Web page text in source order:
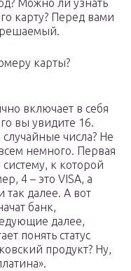
Можно ли узнать
карту? Перед вами
решаемый.
карты?
включает в себя
вы увидите 16.
числа? Не
немного. Первая
к которой
4 – это VISA, а
так далее. А вот
банк,
далее,
понять статус
продукт? Ну,